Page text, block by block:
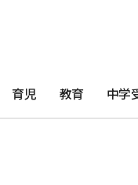
育児 教育 中学